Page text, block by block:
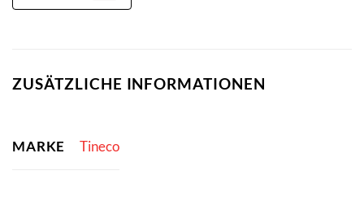
ZUSÄTZLICHE INFORMATIONEN
MARKE Tineco